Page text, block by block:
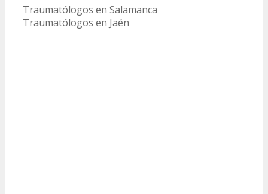
Traumatólogos en Salamanca
Traumatólogos en Jaén